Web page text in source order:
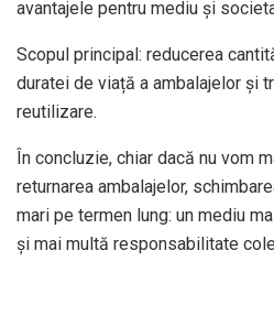
avantajele pentru mediu și
Scopul principal: reducerea
duratei de viață a ambalajelor și
reutilizare.
În concluzie, chiar dacă nu vom
returnarea ambalajelor,
mari pe termen lung: un mediu
și mai multă responsabilitate